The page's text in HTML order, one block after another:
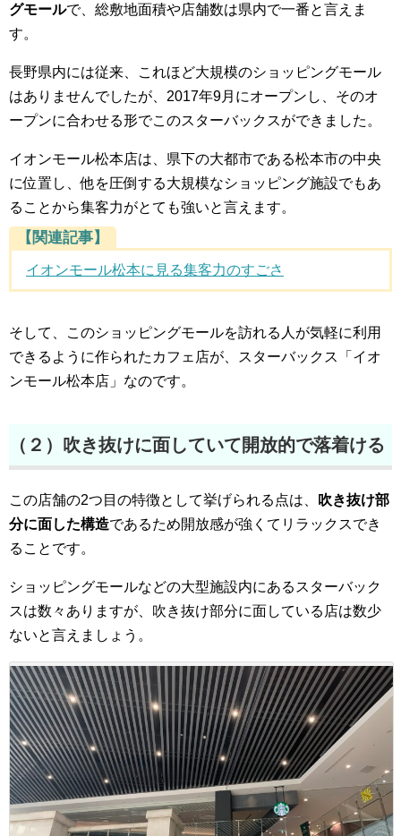
グモールで、総敷地面積や店舗数は県内で一番と言えま
す。
長野県内には従来、これほど大規模のショッピングモール
はありませんでしたが、2017年9月にオープンし、そのオ
ープンに合わせる形でこのスターバックスができました。
イオンモール松本店は、県下の大都市である松本市の中央
に位置し、他を圧倒する大規模なショッピング施設でもあ
ることから集客力がとても強いと言えます。
【関連記事】
イオンモール松本に見る集客力のすごさ
そして、このショッピングモールを訪れる人が気軽に利用
できるように作られたカフェ店が、スターバックス「イオ
ンモール松本店」なのです。
（２）吹き抜けに面していて開放的で落着ける
この店舗の2つ目の特徴として挙げられる点は、
吹き抜け部
分に面した構造であるため開放感が強くてリラックスでき
ることです。
ショッピングモールなどの大型施設内にあるスターバック
スは数々ありますが、吹き抜け部分に面している店は数少
ないと言えましょう。